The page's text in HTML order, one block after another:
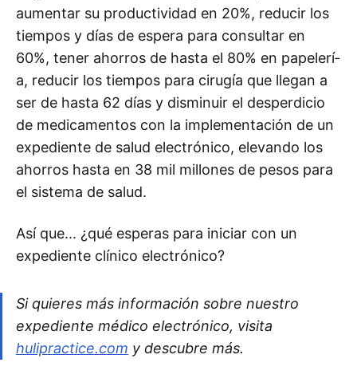
aumentar su productividad en 20%, reducir los
tiempos y dí­as de espera para consultar en
60%, tener ahorros de hasta el 80% en papelerí­
a, reducir los tiempos para cirugí­a que llegan a
ser de hasta 62 dí­as y disminuir el desperdicio
de medicamentos con la implementación de un
expediente de salud electrónico, elevando los
ahorros hasta en 38 mil millones de pesos para
el sistema de salud.
Así­ que... ¿qué esperas para iniciar con un
expediente clí­nico electrónico?
Si quieres más información sobre nuestro
expediente médico electrónico, visita
hulipractice.com y descubre más.